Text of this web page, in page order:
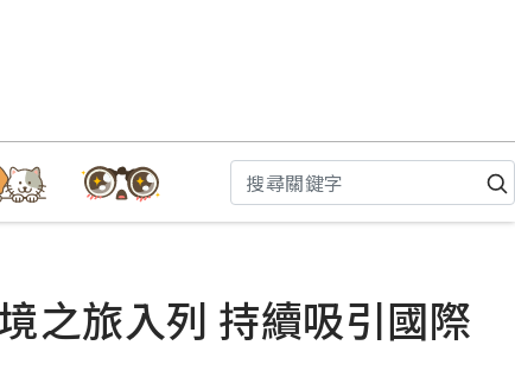
之旅入列 持續吸引國際